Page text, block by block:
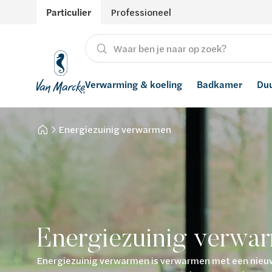
Particulier Professioneel
Verwarming & koeling
Verwarming
Badkamer
Producten
Stijlen
Hernieuwbare energie
Waterontharders
Energiezuinig verwarmen
Energiezuinig
Energiezuinig verwarmen is verwarmen met een